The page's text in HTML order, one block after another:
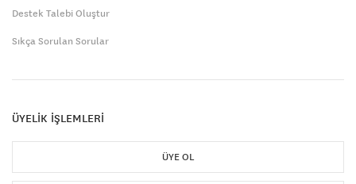
Destek Talebi Oluştur
Sıkça Sorulan Sorular
ÜYELİK İŞLEMLERİ
ÜYE OL